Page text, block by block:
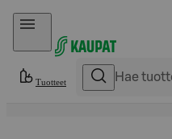
Hyppää sisältöön
Tuotteet